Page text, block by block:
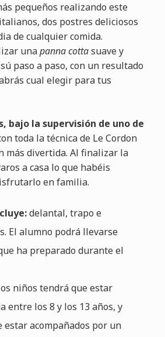
pequeños realizando este
dos postres deliciosos
de cualquier comida.
unapanna cottasuave y
paso a paso, con un resultado
cual elegir para tus
bajo la supervisión de uno de
toda la técnica de Le Cordon
más divertida. Al finalizar la
a casa lo que habéis
en familia.
delantal, trapo e
El alumno podrá llevarse
ha preparado durante el
niños tendrá que estar
entre los 8 y los 13 años, y
estar acompañados por un